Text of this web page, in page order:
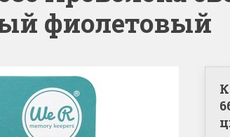
фиолетовый